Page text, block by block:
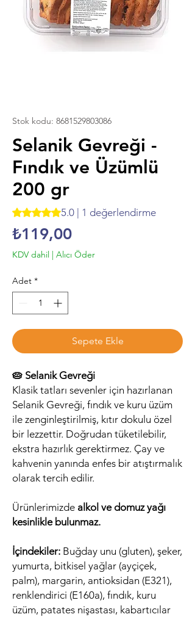
Stok kodu: 8681529803086
Selanik Gevreği -
Fındık ve Üzümlü
200 gr
1 değerlendirmeye göre beş yıldız
5.0 | 1 değerlendirme
₺119,00Fiyat
KDV dahil Alıcı Öder
Adet *
Sepete Ekle
🥧 Selanik Gevreği
Klasik tatları sevenler için hazırlanan
Selanik Gevreği, fındık ve kuru üzüm
ile zenginleştirilmiş, kıtır dokulu özel
bir lezzettir. Doğrudan tüketilebilir,
ekstra hazırlık gerektirmez. Çay ve
kahvenin yanında enfes bir atıştırmalık
olarak tercih edilir.
Ürünlerimizde alkol ve domuz yağı
kesinlikle bulunmaz.
İçindekiler: Buğday unu (gluten), şeker,
yumurta, bitkisel yağlar (ayçiçek,
palm), margarin, antioksidan (E321),
renklendirici (E160a), fındık, kuru
üzüm, patates nişastası, kabartıcılar